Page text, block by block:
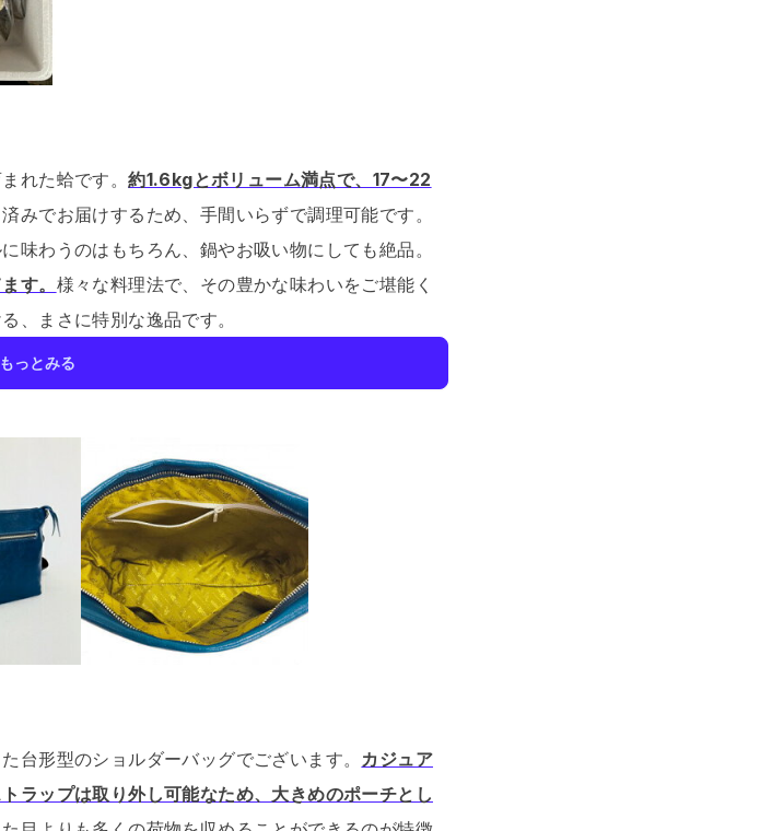
れた蛤です。約1.6kgとボリューム満点で、17〜22
みでお届けするため、手間いらずで調理可能です。
味わうのはもちろん、鍋やお吸い物にしても絶品。
す。 様々な料理法で、その豊かな味わいをご堪能く
、まさに特別な逸品です。
もっとみる
台形型のショルダーバッグでございます。 カジュア
ラップは取り外し可能なため、大きめのポーチとし